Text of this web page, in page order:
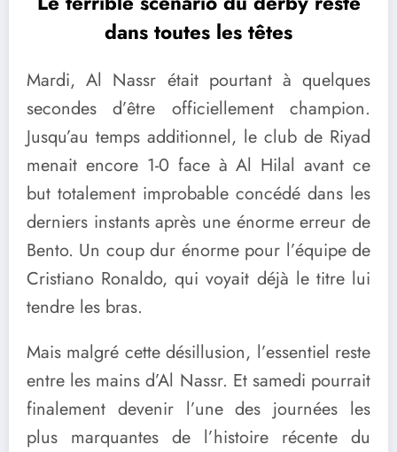
dans toutes les têtes
Mardi, Al Nassr était pourtant à quelques
secondes d’être officiellement champion.
Jusqu’au temps additionnel, le club de Riyad
menait encore 1-0 face à Al Hilal avant ce
but totalement improbable concédé dans les
derniers instants après une énorme erreur de
Bento. Un coup dur énorme pour l’équipe de
Cristiano Ronaldo, qui voyait déjà le titre lui
tendre les bras.
Mais malgré cette désillusion, l’essentiel reste
entre les mains d’Al Nassr. Et samedi pourrait
finalement devenir l’une des journées les
plus marquantes de l’histoire récente du